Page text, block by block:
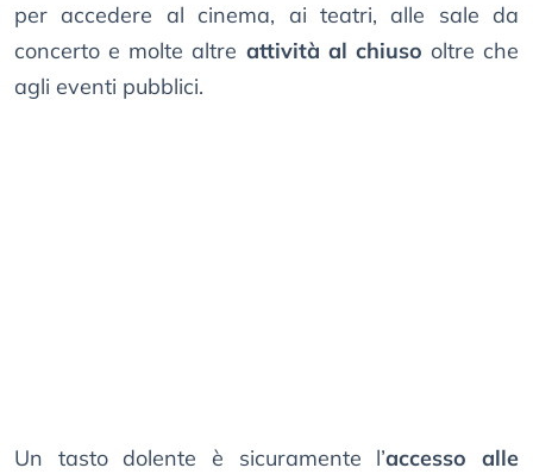
per accedere al cinema, ai teatri, alle sale da
concerto e molte altre attività al chiuso oltre che
agli eventi pubblici.
Un tasto dolente è sicuramente l’accesso alle